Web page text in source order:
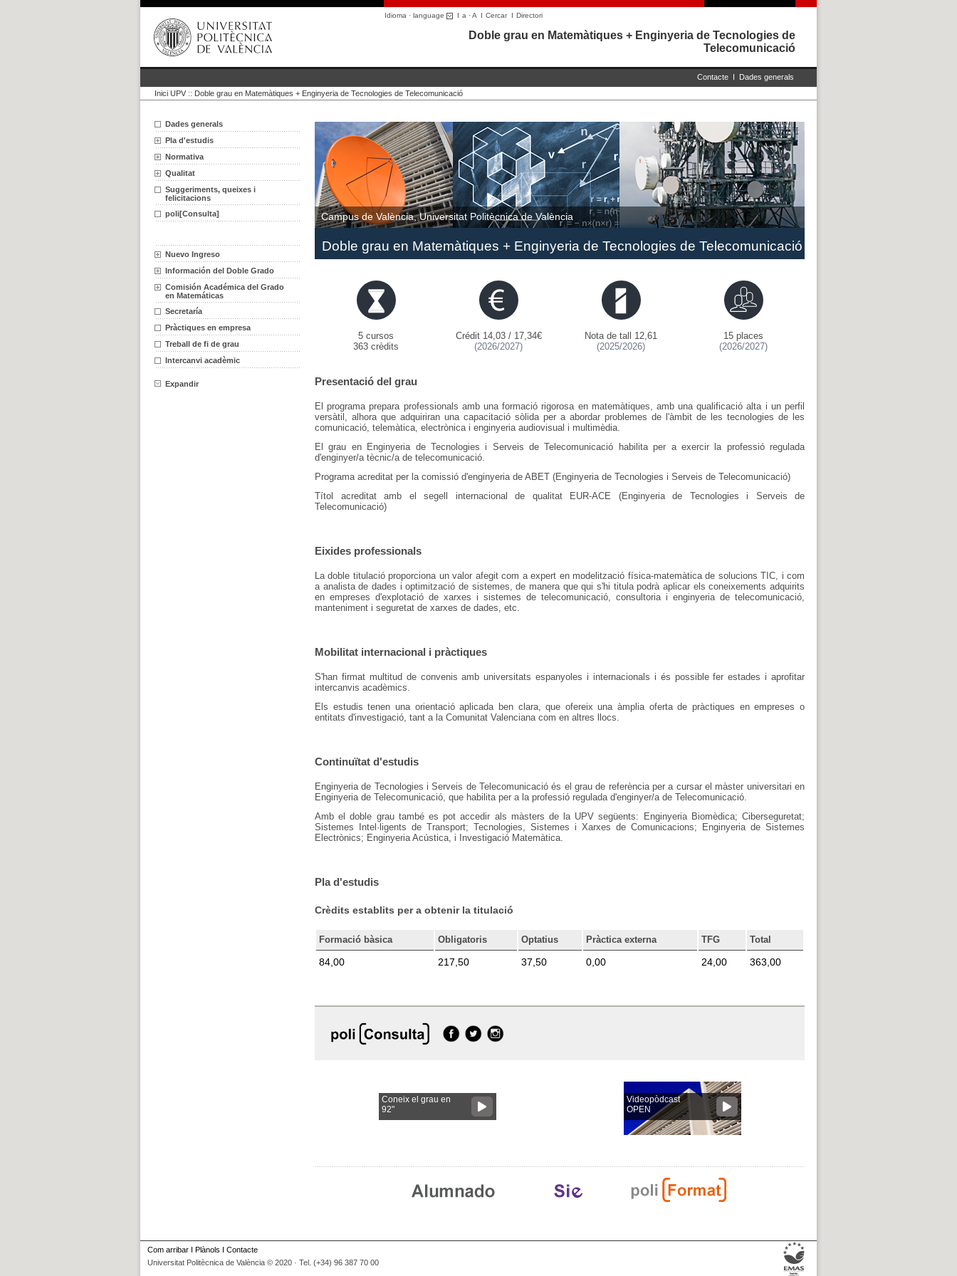
Idioma · language I a ·A I CercarI Directori
Doble grau en Matemàtiques + Enginyeria de Tecnologies de
Telecomunicació
Contacte I Dades generals
Inici UPV :: Doble grau en Matemàtiques + Enginyeria de Tecnologies de Telecomunicació
Dades generals
Pla d'estudis
Normativa
Qualitat
Suggeriments, queixes i
felicitacions
poli[Consulta]
Nuevo Ingreso
Información del Doble Grado
Comisión Académica del Grado
en Matemáticas
Secretaría
Pràctiques en empresa
Treball de fi de grau
Intercanvi acadèmic
Expandir
Campus de València, Universitat Politècnica de València
Doble grau en Matemàtiques + Enginyeria de Tecnologies de Telecomunicació
5 cursos
363 crèdits
Crédit 14,03 / 17,34€
(2026/2027)
Nota de tall 12,61
(2025/2026)
15 places
(2026/2027)
Presentació del grau
El programa prepara professionals amb una formació rigorosa en matemàtiques, amb una qualificació alta i un perfil
versàtil, alhora que adquiriran una capacitació sòlida per a abordar problemes de l'àmbit de les tecnologies de les
comunicació, telemàtica, electrònica i enginyeria audiovisual i multimèdia.
El grau en Enginyeria de Tecnologies i Serveis de Telecomunicació habilita per a exercir la professió regulada
d'enginyer/a tècnic/a de telecomunicació.
Programa acreditat per la comissió d'enginyeria de ABET (Enginyeria de Tecnologies i Serveis de Telecomunicació)
Títol acreditat amb el segell internacional de qualitat EUR-ACE (Enginyeria de Tecnologies i Serveis de
Telecomunicació)
Eixides professionals
La doble titulació proporciona un valor afegit com a expert en modelització física-matemàtica de solucions TIC, i com
a analista de dades i optimització de sistemes, de manera que qui s'hi titula podrà aplicar els coneixements adquirits
en empreses d'explotació de xarxes i sistemes de telecomunicació, consultoria i enginyeria de telecomunicació,
manteniment i seguretat de xarxes de dades, etc.
Mobilitat internacional i pràctiques
S'han firmat multitud de convenis amb universitats espanyoles i internacionals i és possible fer estades i aprofitar
intercanvis acadèmics.
Els estudis tenen una orientació aplicada ben clara, que ofereix una àmplia oferta de pràctiques en empreses o
entitats d'investigació, tant a la Comunitat Valenciana com en altres llocs.
Continuïtat d'estudis
Enginyeria de Tecnologies i Serveis de Telecomunicació és el grau de referència per a cursar el màster universitari en
Enginyeria de Telecomunicació, que habilita per a la professió regulada d'enginyer/a de Telecomunicació.
Amb el doble grau també es pot accedir als màsters de la UPV següents: Enginyeria Biomèdica; Ciberseguretat;
Sistemes Intel·ligents de Transport; Tecnologies, Sistemes i Xarxes de Comunicacions; Enginyeria de Sistemes
Electrònics; Enginyeria Acústica, i Investigació Matemàtica.
Pla d'estudis
Crèdits establits per a obtenir la titulació
Formació bàsica Obligatoris Optatius Pràctica externa TFG Total
84,00 217,50 37,50 0,00 24,00 363,00
Coneix el grau en
92"
Videopòdcast
OPEN
Com arribar I Plànols I Contacte
Universitat Politècnica de València © 2020 · Tel. (+34) 96 387 70 00